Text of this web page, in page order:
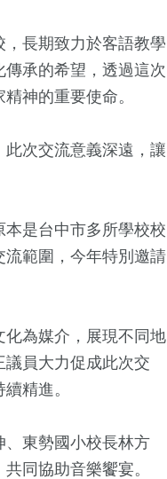
長期致力於客語教學
承的希望，透過這次
神的重要使命。
次交流意義深遠，讓
是台中市多所學校校
流範圍，今年特別邀請
為媒介，展現不同地
員大力促成此次交
精進。
東勢國小校長林方
同協助音樂饗宴。
+ 694+
文教